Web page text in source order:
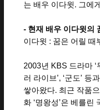
는 배우 이다윗. 그에
- 현재 배우 이다윗의
이다윗 : 꿈은 어릴 때
2003년 KBS 드라마 ‘
러 라이브 ’, ‘군도’ 등
쌓아왔다. 최근 작품
화 ‘명왕성’은 베를린